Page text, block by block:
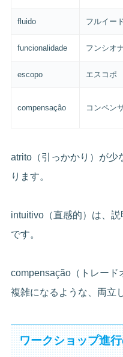
fluido フルイー
funcionalidade フンシオ
escopo エスコポ
compensação コンペン
atrito（引っかかり）が少
ります。
intuitivo（直感的）は、
です。
compensação（トレード
複雑になるような、両立
ワークショップ進